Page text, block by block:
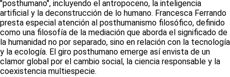
"posthumano", incluyendo el antropoceno, la inteligencia
artificial y la deconstrucción de lo humano. Francesca Ferrando
presta especial atención al posthumanismo filosófico, definido
como una filosofía de la mediación que aborda el significado de
la humanidad no por separado, sino en relación con la tecnología
y la ecología. El giro posthumano emerge así envista de un
clamor global por el cambio social, la ciencia responsable y la
coexistencia multiespecie.